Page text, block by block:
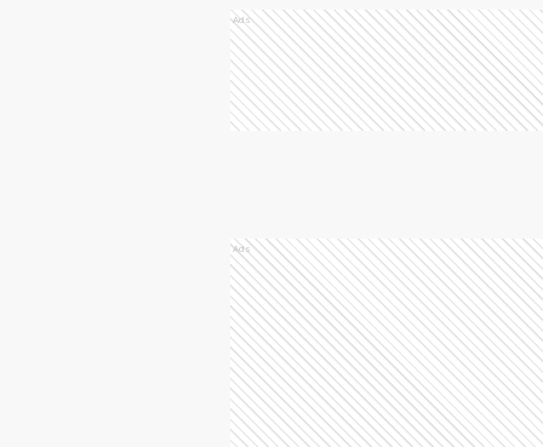
Ads
Ads